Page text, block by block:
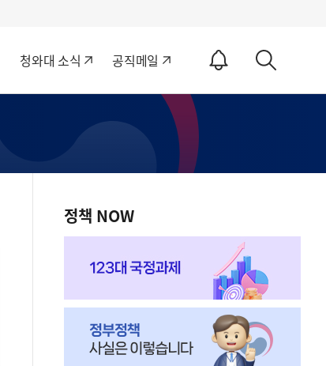
청와대 소식 공직메일
알
ON
세
정책 NOW